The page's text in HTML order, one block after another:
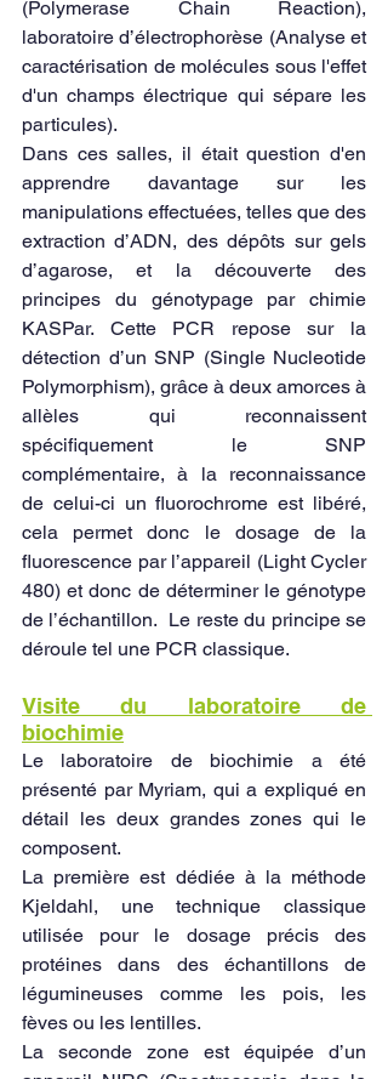
(Polymerase Chain Reaction),
laboratoire d’électrophorèse (Analyse et
caractérisation de molécules sous l'effet
d'un champs électrique qui sépare les
particules).
Dans ces salles, il était question d'en
apprendre davantage sur les
manipulations effectuées, telles que des
extraction d’ADN, des dépôts sur gels
d’agarose, et la découverte des
principes du génotypage par chimie
KASPar. Cette PCR repose sur la
détection d’un SNP (Single Nucleotide
Polymorphism), grâce à deux amorces à
allèles qui reconnaissent
spécifiquement le SNP
complémentaire, à la reconnaissance
de celui-ci un fluorochrome est libéré,
cela permet donc le dosage de la
fluorescence par l’appareil (Light Cycler
480) et donc de déterminer le génotype
de l’échantillon.  Le reste du principe se
déroule tel une PCR classique.
Visite du laboratoire de
biochimie
Le laboratoire de biochimie a été
présenté par Myriam, qui a expliqué en
détail les deux grandes zones qui le
composent.
La première est dédiée à la méthode
Kjeldahl, une technique classique
utilisée pour le dosage précis des
protéines dans des échantillons de
légumineuses comme les pois, les
fèves ou les lentilles.
La seconde zone est équipée d’un